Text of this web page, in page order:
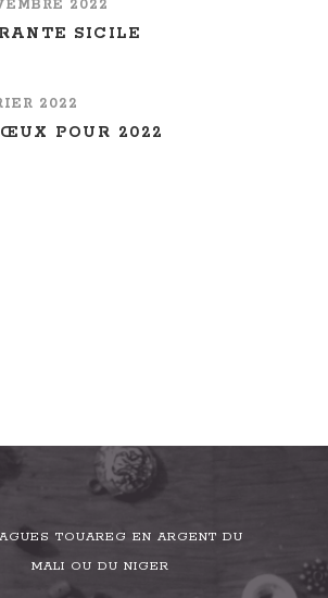
2022
SICILE
2022
POUR 2022
TOUAREG EN ARGENT DU
MALI OU DU NIGER